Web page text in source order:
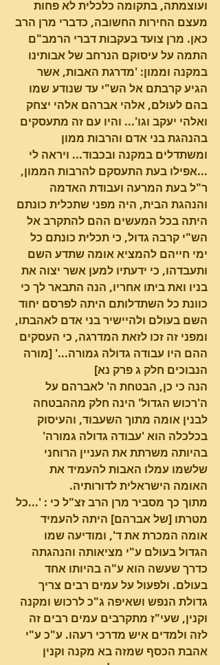
ועוצמתה, בתקומה כלכלית לא פחות
מעצם החירות החשובה, כדברי מרן הרב
כאן. מרן צועד בעקבות דברי הרמב"ם
התמה על עיסוקם הנרחב של אבותינו
במקנה וממון: 'מדרגת האבות, אשר
הגיע קרבתם אל הש"י עד שנודע שמו
בהם לעולם, אלהי אברהם אלהי יצחק
ואלהי יעקב וגו'... והיו עם זה מתעסקים
בהנהגת בני אדם והרבות ממון
ומשתדלים במקנה ובכבוד... ויראה לי
...אפילו בעת התעסקם להרבות הממון,
ר"ל בעת המרעה ועבודת האדמה
והנהגת הבית, היה מפני שתכלית כונתם
היתה בכל המעשים ההם להתקרב אל
הש"י קרבה גדול, כי תכלית כונתם כל
ימי חייהם להמציא אומה שתדע השם
ותעבדהו, כי ידעתיו למען אשר יצוה את
בניו ואת ביתו אחריו, הנה התבאר לך כי
כוונת כל השתדלותם היתה לפרסם יחוד
השם בעולם ולהיישיר בני אדם לאהבתו,
ומפני זה זכו לזאת המדרגה, כי העסקים
ההם היו עבודה גדולה גמורה...' [מורה
הנבוכים חלק ג פרק נא]
הנה כי כן, הבטחת ה' לאברהם על
ה'רכוש הגדול' הינה חלק מההבטחה
לבנין אומה מתוך השעבוד, והעיסוק
בכלכלה הוא 'עבודה גדולה גמורה'
בהיותה משרתת את העניין הרוחני
שלשמו עמלו האבות להעמיד את
האומה הישראלית לדורותיה.
מתוך כך מסביר מרן הרב זצ"ל כי : '...כל
מטרתו [של אברהם] היתה להעמיד
אומה המכרת את ד', ומודיעה שמו
הגדול בעולם ע"י מציאותה והנהגתה
כדרך שעשה הוא ע"ה בהיותו אחד
בעולם. ולפעול על עמים רבים צריך
גדולת הנפש ושאיפה ג"כ לרכוש ומקנה
וקנין, שעי"ז מתקרבים עמים רבים זה
לזה ולמדים איש מדרכי רעהו. ע"כ ע"י
אהבת הכסף שמזה בא מקנה וקנין